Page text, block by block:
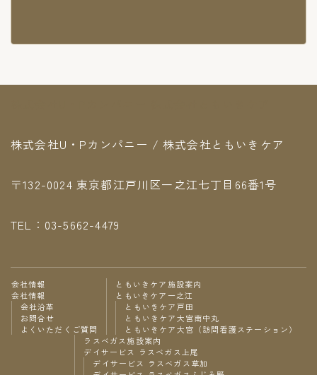
株式会社U・Pカンパニー / 株式会社ともいきケア
〒132-0024 東京都江戸川区一之江七丁目66番1号
TEL：03-5662-4479
会社情報
会社情報
会社沿革
お問合せ
よくいただくご質問
ともいきケア施設案内
ともいきケア一之江
ともいきケア戸田
ともいきケア大宮南中丸
ともいきケア大宮（訪問看護ステーション）
ラスベガス施設案内
デイサービス ラスベガス上尾
デイサービス ラスベガス草加